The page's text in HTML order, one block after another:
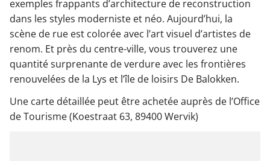
exemples frappants d’architecture de reconstruction
dans les styles moderniste et néo. Aujourd’hui, la
scène de rue est colorée avec l’art visuel d’artistes de
renom. Et près du centre-ville, vous trouverez une
quantité surprenante de verdure avec les frontières
renouvelées de la Lys et l’île de loisirs De Balokken.
Une carte détaillée peut être achetée auprès de l’Office
de Tourisme (Koestraat 63, 89400 Wervik)